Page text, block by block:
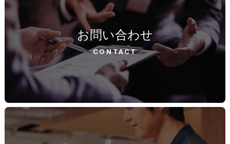
お問い合わせ
CONTACT